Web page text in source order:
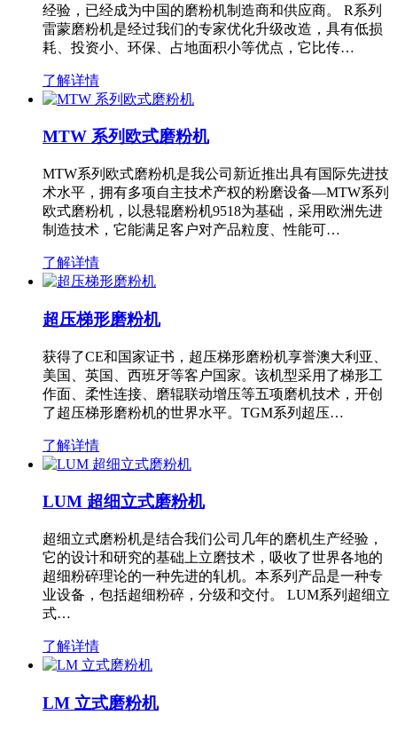
经验，已经成为中国的磨粉机制造商和供应商。 R系列
雷蒙磨粉机是经过我们的专家优化升级改造，具有低损
耗、投资小、环保、占地面积小等优点，它比传…
了解详情
MTW 系列欧式磨粉机
MTW系列欧式磨粉机是我公司新近推出具有国际先进技
术水平，拥有多项自主技术产权的粉磨设备—MTW系列
欧式磨粉机，以悬辊磨粉机9518为基础，采用欧洲先进
制造技术，它能满足客户对产品粒度、性能可…
了解详情
超压梯形磨粉机
获得了CE和国家证书，超压梯形磨粉机享誉澳大利亚、
美国、英国、西班牙等客户国家。该机型采用了梯形工
作面、柔性连接、磨辊联动增压等五项磨机技术，开创
了超压梯形磨粉机的世界水平。TGM系列超压…
了解详情
LUM 超细立式磨粉机
超细立式磨粉机是结合我们公司几年的磨机生产经验，
它的设计和研究的基础上立磨技术，吸收了世界各地的
超细粉碎理论的一种先进的轧机。本系列产品是一种专
业设备，包括超细粉碎，分级和交付。 LUM系列超细立
式…
了解详情
LM 立式磨粉机